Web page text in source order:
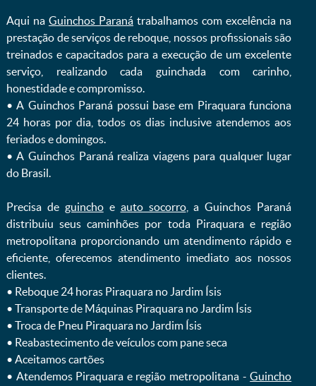
Aqui naGuinchos Paraná trabalhamos com excelência na
prestação de serviços de reboque, nossos profissionais são
treinados e capacitados para a execução de um excelente
serviço, realizando cada guinchada com carinho,
honestidade e compromisso.
ㅤㅤ• A Guinchos Paraná possui base em Piraquara funciona
24 horas por dia, todos os dias inclusive atendemos aos
feriados e domingos.
ㅤㅤ• A Guinchos Paraná realiza viagens para qualquer lugar
do Brasil.
Precisa de guinchoe auto socorro, a Guinchos Paraná
distribuiu seus caminhões por toda Piraquara e região
metropolitana proporcionando um atendimento rápido e
eficiente, oferecemos atendimento imediato aos nossos
clientes.
ㅤㅤ• Reboque 24 horas Piraquara no Jardim Ísis
ㅤㅤ• Transporte de Máquinas Piraquara no Jardim Ísis
ㅤㅤ• Troca de Pneu Piraquara no Jardim Ísis
ㅤㅤ• Reabastecimento de veículos com pane seca
ㅤㅤ• Aceitamos cartões
ㅤㅤ• Atendemos Piraquara e região metropolitana -Guincho